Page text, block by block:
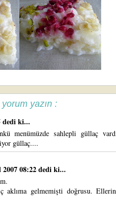
yazın :
dedi ki...
menümüzde sahlepli güllaç
güllaç....
08:22 dedi ki...
aklıma gelmemişti doğrusu.